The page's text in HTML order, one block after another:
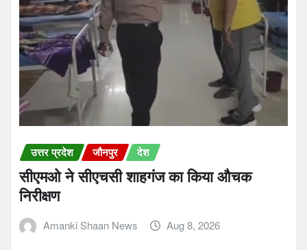
उत्तर प्रदेश जौनपुर देश
सीएमओ ने सीएचसी शाहगंज का किया औचक
निरीक्षण
Amanki Shaan News Aug 8, 2026